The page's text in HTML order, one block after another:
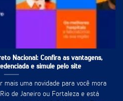
Nacional: Confira as vantagens,
e simule pelo site
mais uma novidade para você mora
de Janeiro ou Fortaleza e está